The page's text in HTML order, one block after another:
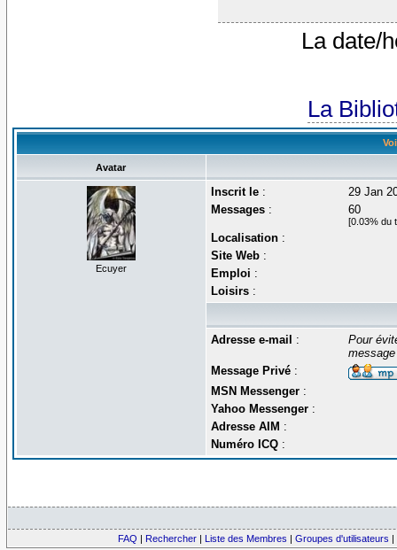
La date/
La
Avatar
Ecuyer
Inscrit le:
29 Jan
Messages: 60
[0.03% du
Localisation:
Site Web:
Emploi :
Loisirs:
Adresse e-mail :
Pour
Message Privé:
MSN Messenger:
Yahoo Messenger:
Adresse AIM :
Numéro ICQ:
FAQ | Rechercher | Liste des Membres | Groupes d'utilisateurs |